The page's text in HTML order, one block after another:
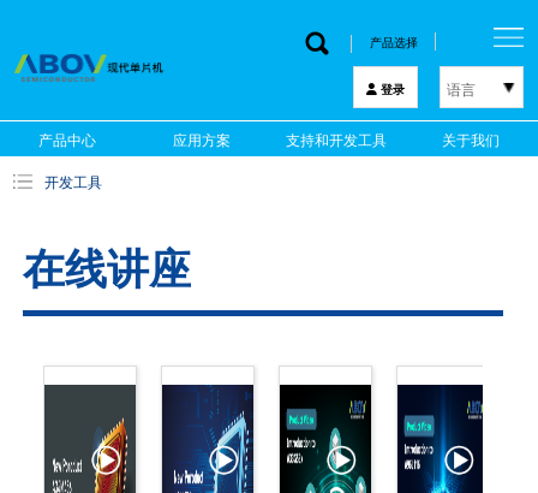
产品选择
登录 语言
한국어
English
产品中心 应用方案 支持和开发工具 关于我们
开发工具
在线讲座